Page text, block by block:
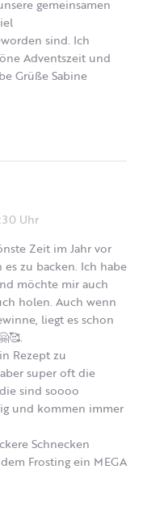
gemeinsamen
sind. Ich
Adventszeit und
Grüße Sabine
Uhr
Zeit im Jahr vor
zu backen. Ich habe
möchte mir auch
holen. Auch wenn
liegt es schon
Rezept zu
super oft die
sind soooo
und kommen immer
Schnecken
Frosting ein MEGA